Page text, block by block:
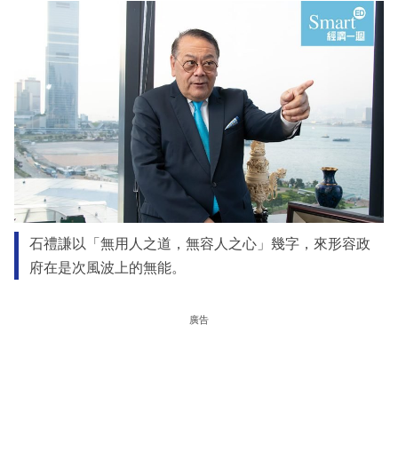
石禮謙以「無用人之道，無容人之心」幾字，來形容政
府在是次風波上的無能。
廣告